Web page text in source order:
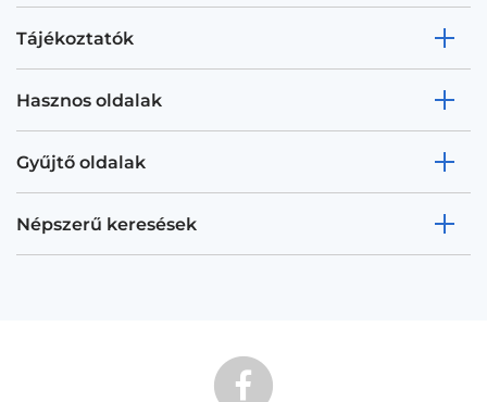
Tájékoztatók
Hasznos oldalak
Gyűjtő oldalak
Népszerű keresések